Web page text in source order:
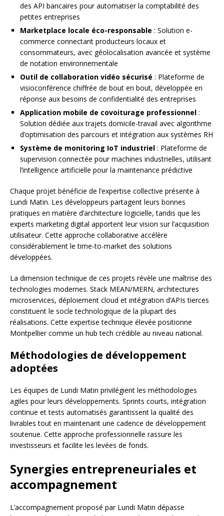
des API bancaires pour automatiser la comptabilité des
petites entreprises
Marketplace locale éco-responsable : Solution e-
commerce connectant producteurs locaux et
consommateurs, avec géolocalisation avancée et système
de notation environnementale
Outil de collaboration vidéo sécurisé : Plateforme de
visioconférence chiffrée de bout en bout, développée en
réponse aux besoins de confidentialité des entreprises
Application mobile de covoiturage professionnel :
Solution dédiée aux trajets domicile-travail avec algorithme
d’optimisation des parcours et intégration aux systèmes RH
Système de monitoring IoT industriel : Plateforme de
supervision connectée pour machines industrielles, utilisant
l’intelligence artificielle pour la maintenance prédictive
Chaque projet bénéficie de l’expertise collective présente à
Lundi Matin. Les développeurs partagent leurs bonnes
pratiques en matière d’architecture logicielle, tandis que les
experts marketing digital apportent leur vision sur l’acquisition
utilisateur. Cette approche collaborative accélère
considérablement le time-to-market des solutions
développées.
La dimension technique de ces projets révèle une maîtrise des
technologies modernes. Stack MEAN/MERN, architectures
microservices, déploiement cloud et intégration d’APIs tierces
constituent le socle technologique de la plupart des
réalisations. Cette expertise technique élevée positionne
Montpellier comme un hub tech crédible au niveau national.
Méthodologies de développement
adoptées
Les équipes de Lundi Matin privilégient les méthodologies
agiles pour leurs développements. Sprints courts, intégration
continue et tests automatisés garantissent la qualité des
livrables tout en maintenant une cadence de développement
soutenue. Cette approche professionnelle rassure les
investisseurs et facilite les levées de fonds.
Synergies entrepreneuriales et
accompagnement
L’accompagnement proposé par Lundi Matin dépasse